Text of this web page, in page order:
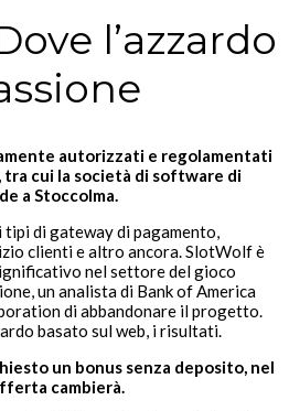
l’azzardo
autorizzati e regolamentati
tra cui la società di software di
a Stoccolma.
di gateway di pagamento,
clienti e altro ancora. SlotWolf è
nel settore del gioco
un analista di Bank of America
di abbandonare il progetto.
basato sul web, i risultati.
un bonus senza deposito, nel
cambierà.